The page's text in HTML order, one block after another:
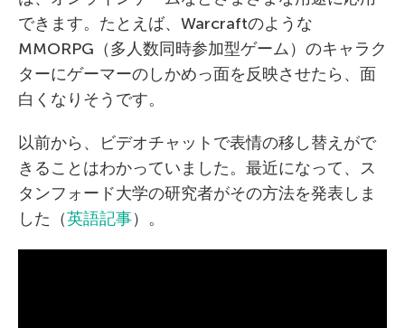
できます。たとえば、Warcraftのような
MMORPG（多人数同時参加型ゲーム）のキャラク
ターにゲーマーのしかめっ面を反映させたら、面
白くなりそうです。
以前から、ビデオチャットで表情の移し替えがで
きることはわかっていました。最近になって、ス
タンフォード大学の研究者がその方法を発表しま
した（英語記事）。